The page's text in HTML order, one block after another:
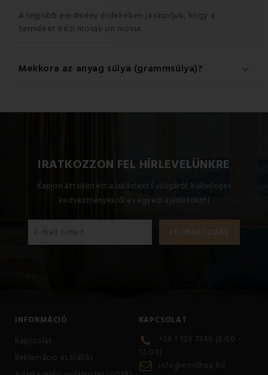
A legjobb eredmény érdekében javasoljuk, hogy a
terméket Kézi mosás-on mossa.
Mekkora az anyag súlya (grammsúlya)?
IRATKOZZON FEL HÍRLEVELÜNKRE
Kapjon áttekintést a lakástextil világáról, különleges
kedvezményekről és egyedi ajánlatokról
INFORMÁCIÓ
Kapcsolat
Reklamáció és Elállás
KAPCSOLAT
+36 1 323 7346 (8:00 -
12:00)
info@emishop.hu